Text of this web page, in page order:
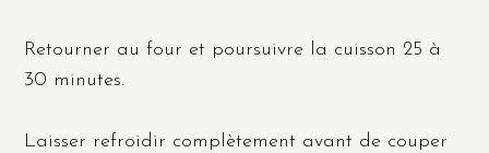
Retourner au four et poursuivre la cuisson 25 à
30 minutes.
Laisser refroidir complètement avant de couper